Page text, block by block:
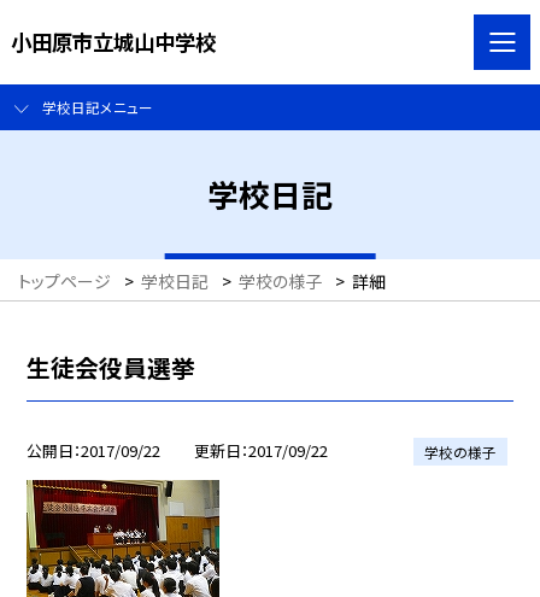
小田原市立城山中学校
学校日記メニュー
学校日記
トップページ > 学校日記 > 学校の様子 > 詳細
生徒会役員選挙
公開日 2017/09/22 更新日 2017/09/22 学校の様子